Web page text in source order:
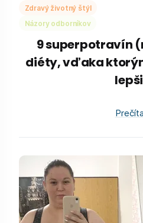
Zdravý životný štýl
Názory odborníkov
9 superpotravín
diéty, vďaka